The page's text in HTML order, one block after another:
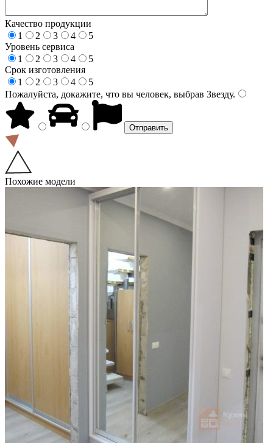
Качество продукции
1
2 3 4
5
Уровень сервиса
1
2 3 4
5
Срок изготовления
1
2 3 4
5
Пожалуйста, докажите, что вы человек, выбрав Звезду.
Похожие модели